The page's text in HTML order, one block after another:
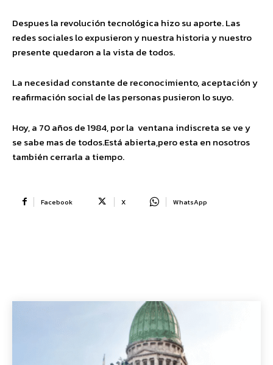
Despues la revolución tecnológica hizo su aporte. Las
redes sociales lo expusieron y nuestra historia y nuestro
presente quedaron a la vista de todos.
La necesidad constante de reconocimiento, aceptación y
reafirmación social de las personas pusieron lo suyo.
Hoy, a 70 años de 1984, por la ventana indiscreta se ve y
se sabe mas de todos.Está abierta,pero esta en nosotros
también cerrarla a tiempo.
Facebook X WhatsApp